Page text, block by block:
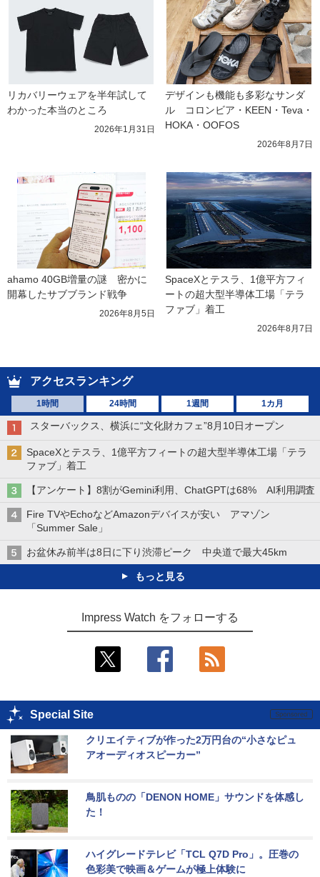
リカバリーウェアを半年試して
わかった本当のところ
2026年1月31日
デザインも機能も多彩なサンダ
ル　コロンビア・KEEN・Teva・
HOKA・OOFOS
2026年8月7日
ahamo 40GB増量の謎　密かに
開幕したサブブランド戦争
2026年8月5日
SpaceXとテスラ、1億平方フィ
ートの超大型半導体工場「テラ
ファブ」着工
2026年8月7日
アクセスランキング
1時間 24時間 1週間 1カ月
スターバックス、横浜に“文化財カフェ”8月10日オープン
SpaceXとテスラ、1億平方フィートの超大型半導体工場「テラ
ファブ」着工
【アンケート】8割がGemini利用、ChatGPTは68% AI利用調査
Fire TVやEchoなどAmazonデバイスが安い アマゾン
「Summer Sale」
お盆休み前半は8日に下り渋滞ピーク 中央道で最大45km
もっと見る
Impress Watch をフォローする
Special Site
クリエイティブが作った2万円台の“小さなピュ
アオーディオスピーカー”
鳥肌ものの「DENON HOME」サウンドを体感し
た！
ハイグレードテレビ「TCL Q7D Pro」。圧巻の
色彩美で映画＆ゲームが極上体験に